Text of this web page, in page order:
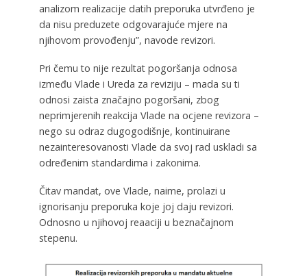
analizom realizacije datih preporuka utvrđeno je
da nisu preduzete odgovarajuće mjere na
njihovom provođenju”, navode revizori.
Pri čemu to nije rezultat pogoršanja odnosa
između Vlade i Ureda za reviziju – mada su ti
odnosi zaista značajno pogoršani, zbog
neprimjerenih reakcija Vlade na ocjene revizora –
nego su odraz dugogodišnje, kontinuirane
nezainteresovanosti Vlade da svoj rad uskladi sa
određenim standardima i zakonima.
Čitav mandat, ove Vlade, naime, prolazi u
ignorisanju preporuka koje joj daju revizori.
Odnosno u njihovoj reaaciji u beznačajnom
stepenu.